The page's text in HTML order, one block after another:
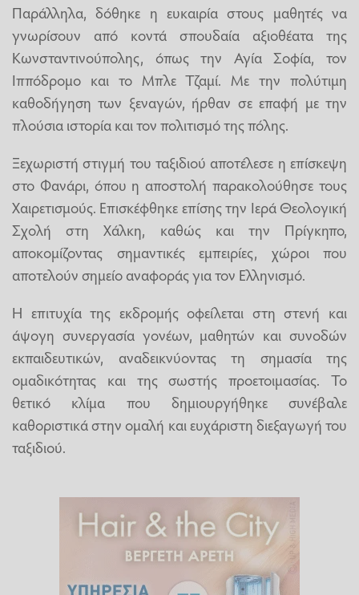
Παράλληλα, δόθηκε η ευκαιρία στους μαθητές να
γνωρίσουν από κοντά σπουδαία αξιοθέατα της
Κωνσταντινούπολης, όπως την Αγία Σοφία, τον
Ιππόδρομο και το Μπλε Τζαμί. Με την πολύτιμη
καθοδήγηση των ξεναγών, ήρθαν σε επαφή με την
πλούσια ιστορία και τον πολιτισμό της πόλης.
Ξεχωριστή στιγμή του ταξιδιού αποτέλεσε η επίσκεψη
στο Φανάρι, όπου η αποστολή παρακολούθησε τους
Χαιρετισμούς. Επισκέφθηκε επίσης την Ιερά Θεολογική
Σχολή στη Χάλκη, καθώς και την Πρίγκηπο,
αποκομίζοντας σημαντικές εμπειρίες, χώροι που
αποτελούν σημείο αναφοράς για τον Ελληνισμό.
Η επιτυχία της εκδρομής οφείλεται στη στενή και
άψογη συνεργασία γονέων, μαθητών και συνοδών
εκπαιδευτικών, αναδεικνύοντας τη σημασία της
ομαδικότητας και της σωστής προετοιμασίας. Το
θετικό κλίμα που δημιουργήθηκε συνέβαλε
καθοριστικά στην ομαλή και ευχάριστη διεξαγωγή του
ταξιδιού.